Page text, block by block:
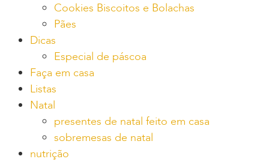
Cookies Biscoitos e Bolachas
Pães
Dicas
Especial de páscoa
Faça em casa
Listas
Natal
presentes de natal feito em casa
sobremesas de natal
nutrição